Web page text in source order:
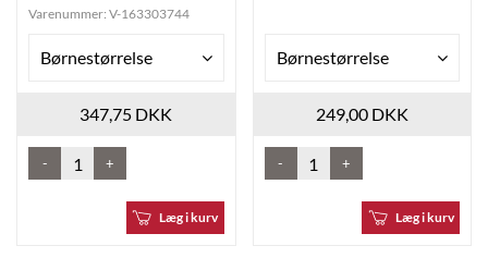
Varenummer: V-163303744
Børnestørrelse
347,75 DKK
- +
Læg i kurv
Børnestørrelse
249,00 DKK
- +
Læg i kurv